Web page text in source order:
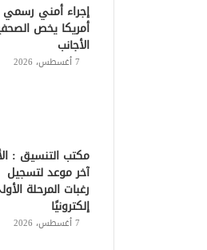
إجراء أمني
أمريكا يخص
الأجانب
7 أغسطس، 2026
مكتب التنسيق :
آخر موعد لتسجيل
رغبات المرحلة
إلكترونيًا
7 أغسطس، 2026